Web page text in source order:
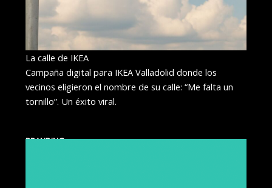
La calle de IKEA
Campaña digital para IKEA Valladolid donde los
vecinos eligieron el nombre de su calle: “Me falta un
tornillo”. Un éxito viral.
BRANDING